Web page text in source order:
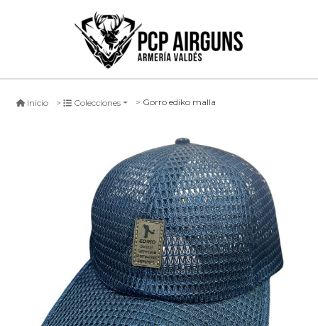
Inicio Colecciones Gorro ediko malla